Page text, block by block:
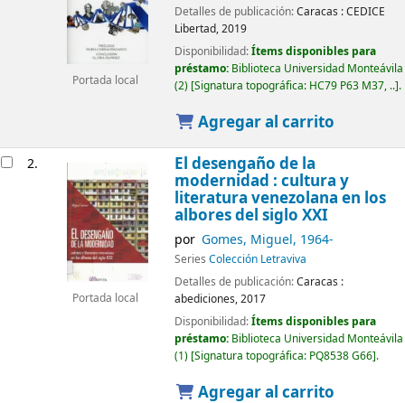
Portada local
Detalles de publicación:Caracas :CEDICE
Libertad,2019
Disponibilidad:Ítems disponibles para
préstamo: Biblioteca Universidad Monteávila
(2) Signatura topográfica: HC79 P63 M37, .. .
Agregar al carrito
2.
Portada local
El desengaño de la
modernidad : cultura y
literatura venezolana en los
albores del siglo XXI
por Gomes, Miguel, 1964-
Series Colección Letraviva
Detalles de publicación:Caracas :
abediciones,2017
Disponibilidad:Ítems disponibles para
préstamo: Biblioteca Universidad Monteávila
(1) Signatura topográfica: PQ8538 G66 .
Agregar al carrito